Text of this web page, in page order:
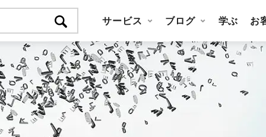
サービス ブログ 学ぶ お